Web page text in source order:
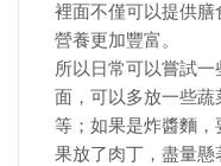
裡面不僅可以提供膳
營養更加豐富。
所以日常可以嘗試
面，可以多放一些
等；如果是炸醬麵
果放了肉丁，盡量懸